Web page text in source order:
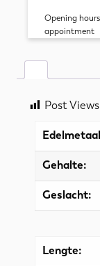
Opening
appointment
Post
Gehalte:
Geslacht:
Lengte: